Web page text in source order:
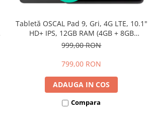
Tabletă OSCAL Pad 9, Gri, 4G LTE, 10.1"
HD+ IPS, 12GB RAM (4GB + 8GB
extensibili), 128GB, Android 15,
999,00 RON
799,00 RON
ADAUGA IN COS
Compara